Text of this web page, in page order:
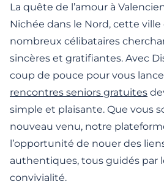
La quête de l’amour à
Nichée dans le Nord, cette
nombreux célibataires
sincères et gratifiantes. Avec
coup de pouce pour vous
rencontres seniors gratuites
simple et plaisante. Que vous
nouveau venu, notre
l’opportunité de nouer des
authentiques, tous guidés par
convivialité.